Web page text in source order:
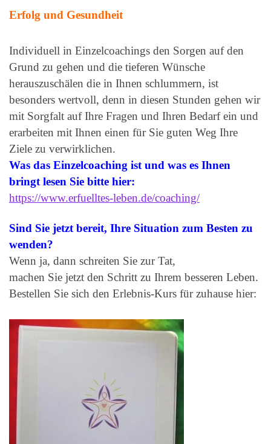
Erfolg und Gesundheit
Individuell in Einzelcoachings den Sorgen auf den
Grund zu gehen und die tieferen Wünsche
herauszuschälen die in Ihnen schlummern, ist
besonders wertvoll, denn in diesen Stunden gehen wir
mit Sorgfalt auf Ihre Fragen und Ihren Bedarf ein und
erarbeiten mit Ihnen einen für Sie guten Weg Ihre
Ziele zu verwirklichen.
Was das Einzelcoaching ist und was es Ihnen
bringt lesen Sie bitte hier:
https://www.erfuelltes-leben.de/coaching/
Sind Sie jetzt bereit, Ihre Situation zum Besten zu
wenden?
Wenn ja, dann schreiten Sie zur Tat,
machen Sie jetzt den Schritt zu Ihrem besseren Leben.
Bestellen Sie sich den Erlebnis-Kurs für zuhause hier: